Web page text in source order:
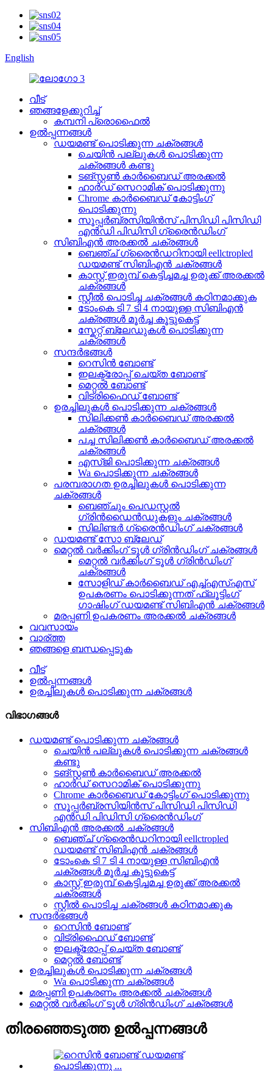
English
വീട്
ഞങ്ങളേക്കുറിച്ച്
കമ്പനി പ്രൊഫൈൽ
ഉൽപ്പന്നങ്ങൾ
ഡയമണ്ട് പൊടിക്കുന്ന ചക്രങ്ങൾ
ചെയിൻ പല്ലുകൾ പൊടിക്കുന്ന
ചക്രങ്ങൾ കണ്ടു
ടങ്സ്റ്റൺ കാർബൈഡ് അരക്കൽ
ഹാർഡ് സെറാമിക് പൊടിക്കുന്നു
Chrome കാർബൈഡ് കോട്ടിംഗ്
പൊടിക്കുന്നു
സൂപ്പർബ്രസിയിൻസ് പിസിഡി പിസിഡി
എൻഡി പിഡിസി ഗ്രൈൻഡിംഗ്
സിബിഎൻ അരക്കൽ ചക്രങ്ങൾ
ബെഞ്ച് ഗ്രൈൻഡറിനായി eellctropled
ഡയമണ്ട് സിബിഎൻ ചക്രങ്ങൾ
കാസ്റ്റ് ഇരുമ്പ് കെട്ടിച്ചമച്ച ഉരുക്ക് അരക്കൽ
ചക്രങ്ങൾ
സ്റ്റീൽ പൊടിച്ച ചക്രങ്ങൾ കഠിനമാക്കുക
ടോംകെ ടി 7 ടി 4 നായുള്ള സിബിഎൻ
ചക്രങ്ങൾ മൂർച്ച കൂട്ടുകെട്ട്
സ്കേറ്റ് ബ്ലേഡുകൾ പൊടിക്കുന്ന
ചക്രങ്ങൾ
സന്ദർഭങ്ങൾ
റെസിൻ ബോണ്ട്
ഇലക്ട്രോപ്പ് ചെയ്ത ബോണ്ട്
മെറ്റൽ ബോണ്ട്
വിട്രിഫൈഡ് ബോണ്ട്
ഉരച്ചിലുകൾ പൊടിക്കുന്ന ചക്രങ്ങൾ
സിലിക്കൺ കാർബൈഡ് അരക്കൽ
ചക്രങ്ങൾ
പച്ച സിലിക്കൺ കാർബൈഡ് അരക്കൽ
ചക്രങ്ങൾ
എസ്ജി പൊടിക്കുന്ന ചക്രങ്ങൾ
Wa പൊടിക്കുന്ന ചക്രങ്ങൾ
പരമ്പരാഗത ഉരച്ചിലുകൾ പൊടിക്കുന്ന
ചക്രങ്ങൾ
ബെഞ്ചും പെഡസ്റ്റൽ
ഗ്രിൻഡൈൻഡുകളും ചക്രങ്ങൾ
സിലിണ്ടർ ഗ്രൈൻഡിംഗ് ചക്രങ്ങൾ
ഡയമണ്ട് സോ ബ്ലേഡ്
മെറ്റൽ വർക്കിംഗ് ടൂൾ ഗ്രിൻഡിംഗ് ചക്രങ്ങൾ
മെറ്റൽ വർക്കിംഗ് ടൂൾ ഗ്രിൻഡിംഗ്
ചക്രങ്ങൾ
സോളിഡ് കാർബൈഡ് എച്ച്എസ്എസ്
ഉപകരണം പൊടിക്കുന്നത് ഫ്ലൂട്ടിംഗ്
ഗാഷിംഗ് ഡയമണ്ട് സിബിഎൻ ചക്രങ്ങൾ
മരപ്പണി ഉപകരണം അരക്കൽ ചക്രങ്ങൾ
വവസായം
വാര്ത്ത
ഞങ്ങളെ ബന്ധപ്പെടുക
വീട്
ഉൽപ്പന്നങ്ങൾ
ഉരച്ചിലുകൾ പൊടിക്കുന്ന ചക്രങ്ങൾ
വിഭാഗങ്ങൾ
ഡയമണ്ട് പൊടിക്കുന്ന ചക്രങ്ങൾ
ചെയിൻ പല്ലുകൾ പൊടിക്കുന്ന ചക്രങ്ങൾ
കണ്ടു
ടങ്സ്റ്റൺ കാർബൈഡ് അരക്കൽ
ഹാർഡ് സെറാമിക് പൊടിക്കുന്നു
Chrome കാർബൈഡ് കോട്ടിംഗ് പൊടിക്കുന്നു
സൂപ്പർബ്രസിയിൻസ് പിസിഡി പിസിഡി
എൻഡി പിഡിസി ഗ്രൈൻഡിംഗ്
സിബിഎൻ അരക്കൽ ചക്രങ്ങൾ
ബെഞ്ച് ഗ്രൈൻഡറിനായി eellctropled
ഡയമണ്ട് സിബിഎൻ ചക്രങ്ങൾ
ടോംകെ ടി 7 ടി 4 നായുള്ള സിബിഎൻ
ചക്രങ്ങൾ മൂർച്ച കൂട്ടുകെട്ട്
കാസ്റ്റ് ഇരുമ്പ് കെട്ടിച്ചമച്ച ഉരുക്ക് അരക്കൽ
ചക്രങ്ങൾ
സ്റ്റീൽ പൊടിച്ച ചക്രങ്ങൾ കഠിനമാക്കുക
സന്ദർഭങ്ങൾ
റെസിൻ ബോണ്ട്
വിട്രിഫൈഡ് ബോണ്ട്
ഇലക്ട്രോപ്പ് ചെയ്ത ബോണ്ട്
മെറ്റൽ ബോണ്ട്
ഉരച്ചിലുകൾ പൊടിക്കുന്ന ചക്രങ്ങൾ
Wa പൊടിക്കുന്ന ചക്രങ്ങൾ
മരപ്പണി ഉപകരണം അരക്കൽ ചക്രങ്ങൾ
മെറ്റൽ വർക്കിംഗ് ടൂൾ ഗ്രിൻഡിംഗ് ചക്രങ്ങൾ
തിരഞ്ഞെടുത്ത ഉൽപ്പന്നങ്ങൾ